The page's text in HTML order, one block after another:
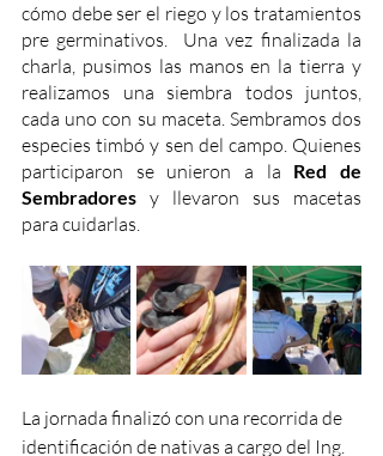
cómo debe ser el riego y los tratamientos
pre germinativos.  Una vez finalizada la
charla, pusimos las manos en la tierra y
realizamos una siembra todos juntos,
cada uno con su maceta. Sembramos dos
especies timbó y sen del campo. Quienes
participaron se unieron a la Red de
Sembradores y llevaron sus macetas
para cuidarlas.
La jornada finalizó con una recorrida de
identificación de nativas a cargo del Ing.